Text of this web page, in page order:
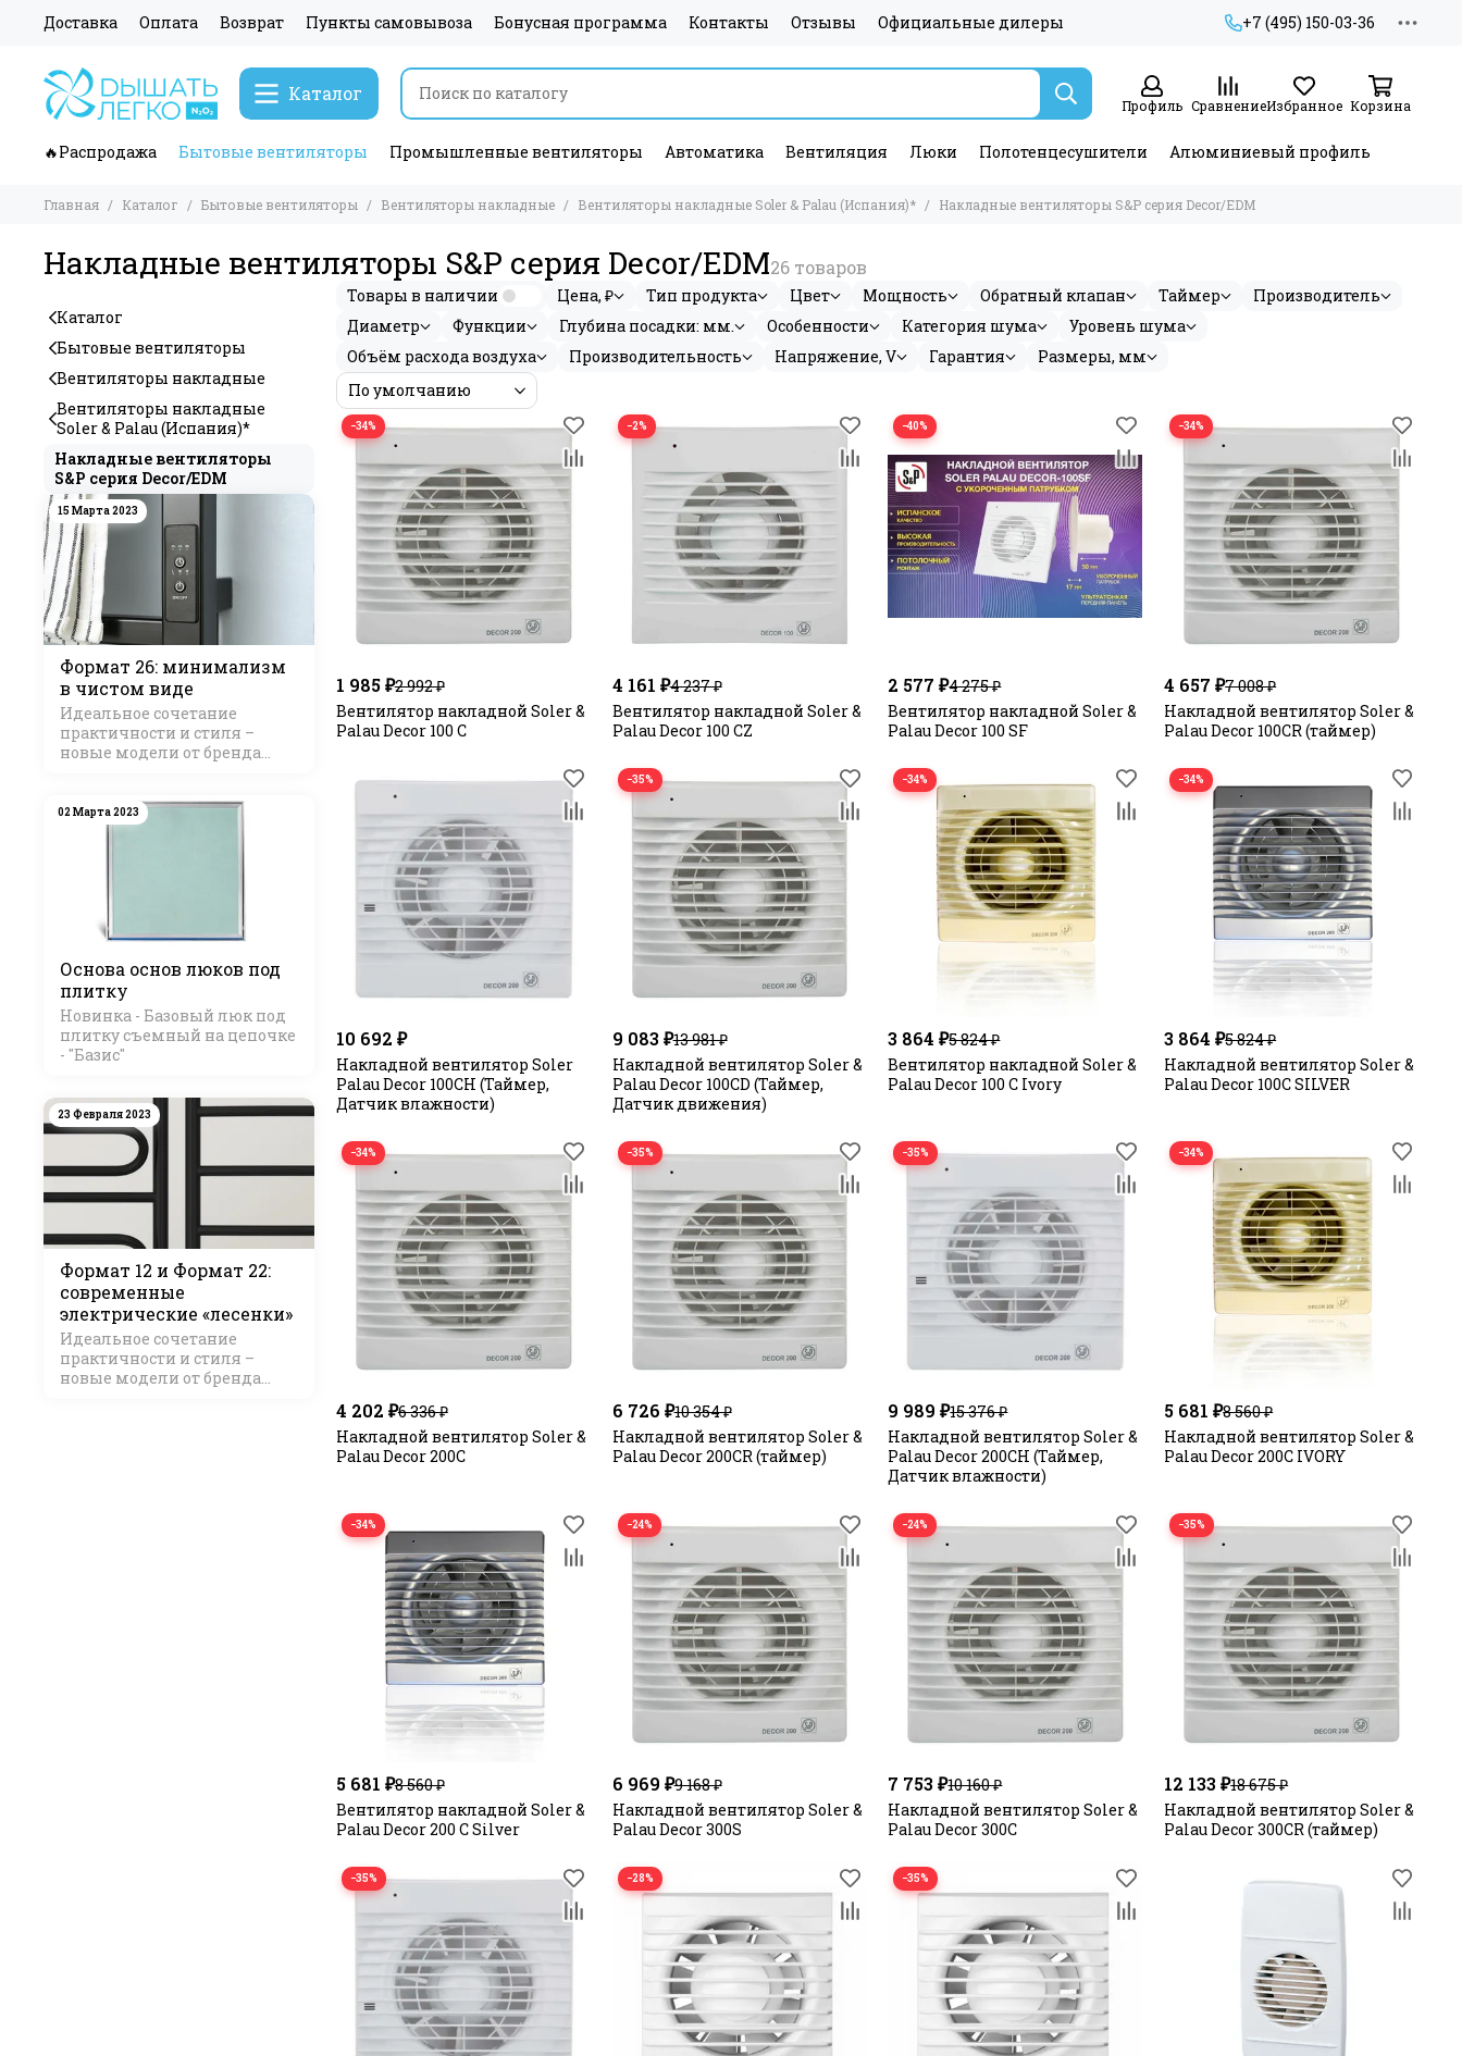
Доставка Оплата Возврат Пункты самовывоза Бонусная программа Контакты Отзывы Официальные дилеры +7 (495) 150-03-36
Каталог
Профиль СравнениеИзбранное Корзина
🔥Распродажа Бытовые вентиляторы Промышленные вентиляторы Автоматика Вентиляция Люки Полотенцесушители Алюминиевый профиль
Главная Каталог Бытовые вентиляторы Вентиляторы накладные Вентиляторы накладные Soler & Palau (Испания)* Накладные вентиляторы S&P серия Decor/EDM
Накладные вентиляторы S&P серия Decor/EDM
Товары в наличии Цена, ₽ Тип продукта Цвет Мощность Обратный клапан Таймер
Производитель
Диаметр
Функции Глубина посадки: мм. Особенности Категория шума
Уровень шума
Объём расхода воздуха
Производительность Напряжение, V Гарантия Размеры, мм
−34%
1 985 ₽2 992 ₽
Вентилятор накладной Soler &
Palau Decor 100 C
−2%
4 161 ₽4 237 ₽
Вентилятор накладной Soler &
Palau Decor 100 CZ
−40%
2 577 ₽4 275 ₽
Вентилятор накладной Soler &
Palau Decor 100 SF
−34%
4 657 ₽7 008 ₽
Накладной вентилятор Soler &
Palau Decor 100CR (таймер)
10 692 ₽
Накладной вентилятор Soler
Palau Decor 100CH (Таймер,
Датчик влажности)
−35%
9 083 ₽13 981 ₽
Накладной вентилятор Soler &
Palau Decor 100CD (Таймер,
Датчик движения)
−34%
3 864 ₽5 824 ₽
Вентилятор накладной Soler &
Palau Decor 100 C Ivory
−34%
3 864 ₽5 824 ₽
Накладной вентилятор Soler &
Palau Decor 100C SILVER
−34%
4 202 ₽6 336 ₽
Накладной вентилятор Soler &
Palau Decor 200C
−35%
6 726 ₽10 354 ₽
Накладной вентилятор Soler &
Palau Decor 200CR (таймер)
−35%
9 989 ₽15 376 ₽
Накладной вентилятор Soler &
Palau Decor 200CH (Таймер,
Датчик влажности)
−34%
5 681 ₽8 560 ₽
Накладной вентилятор Soler &
Palau Decor 200C IVORY
−34%
5 681 ₽8 560 ₽
Вентилятор накладной Soler &
Palau Decor 200 C Silver
−24%
6 969 ₽9 168 ₽
Накладной вентилятор Soler &
Palau Decor 300S
−24%
7 753 ₽10 160 ₽
Накладной вентилятор Soler &
Palau Decor 300C
−35%
12 133 ₽18 675 ₽
Накладной вентилятор Soler &
Palau Decor 300CR (таймер)
−35% −28% −35%
Каталог
Бытовые вентиляторы
Вентиляторы накладные
Вентиляторы накладные
Soler & Palau (Испания)*
Накладные вентиляторы
S&P серия Decor/EDM
15 Марта 2023
Формат 26: минимализм
в чистом виде
Идеальное сочетание
практичности и стиля –
новые модели от бренда
02 Марта 2023
Основа основ люков под
плитку
Новинка - Базовый люк под
плитку съемный на цепочке
- "Базис"
23 Февраля 2023
Формат 12 и Формат 22:
современные
электрические «лесенки»
Идеальное сочетание
практичности и стиля –
новые модели от бренда